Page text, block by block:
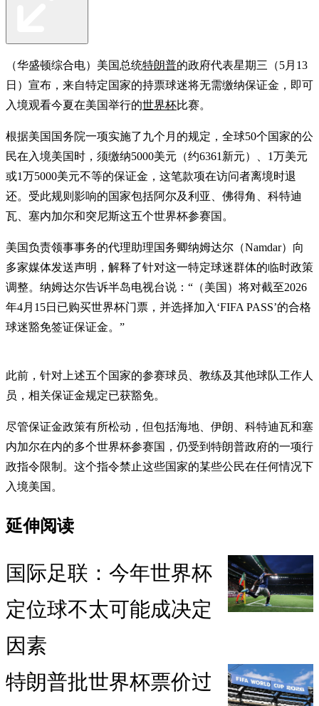
（华盛顿综合电）美国总统特朗普的政府代表星期三（5月13
日）宣布，来自特定国家的持票球迷将无需缴纳保证金，即可
入境观看今夏在美国举行的世界杯比赛。
根据美国国务院一项实施了九个月的规定，全球50个国家的公
民在入境美国时，须缴纳5000美元（约6361新元）、1万美元
或1万5000美元不等的保证金，这笔款项在访问者离境时退
还。受此规则影响的国家包括阿尔及利亚、佛得角、科特迪
瓦、塞内加尔和突尼斯这五个世界杯参赛国。
美国负责领事事务的代理助理国务卿纳姆达尔（Namdar）向
多家媒体发送声明，解释了针对这一特定球迷群体的临时政策
调整。纳姆达尔告诉半岛电视台说：“（美国）将对截至2026
年4月15日已购买世界杯门票，并选择加入‘FIFA PASS’的合格
球迷豁免签证保证金。”
此前，针对上述五个国家的参赛球员、教练及其他球队工作人
员，相关保证金规定已获豁免。
尽管保证金政策有所松动，但包括海地、伊朗、科特迪瓦和塞
内加尔在内的多个世界杯参赛国，仍受到特朗普政府的一项行
政指令限制。这个指令禁止这些国家的某些公民在任何情况下
入境美国。
延伸阅读
国际足联：今年世界杯
定位球不太可能成决定
因素
特朗普批世界杯票价过